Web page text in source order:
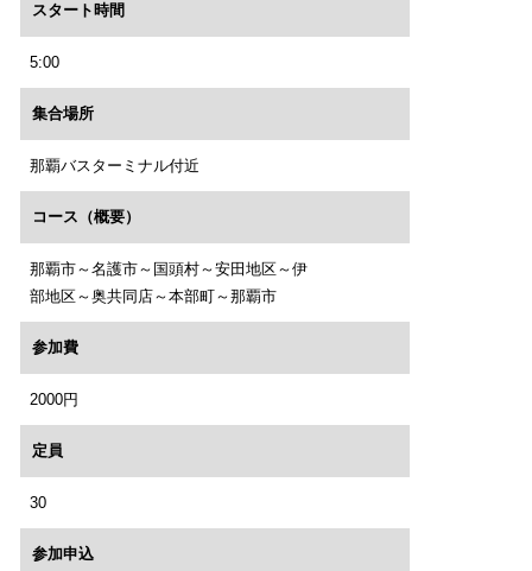
スタート時間
5:00
集合場所
那覇バスターミナル付近
コース（概要）
那覇市～名護市～国頭村～安田地区～伊
部地区～奥共同店～本部町～那覇市
参加費
2000円
定員
30
参加申込